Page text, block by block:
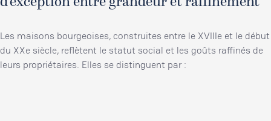
Les maisons bourgeoises, construites entre le XVIIIe et le début
du XXe siècle, reflètent le statut social et les goûts raffinés de
leurs propriétaires. Elles se distinguent par :